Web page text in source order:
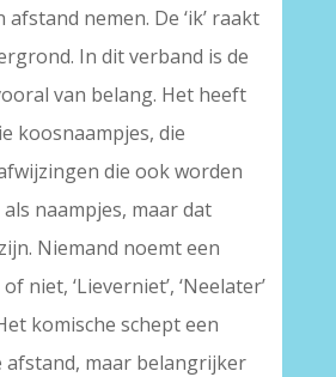
nemen. De ‘ik’ raakt
In dit verband is de
van belang. Het heeft
koosnaampjes, die
die ook worden
naampjes, maar dat
Niemand noemt een
niet, ‘Lieverniet’, ‘Neelater’
komische schept een
maar belangrijker